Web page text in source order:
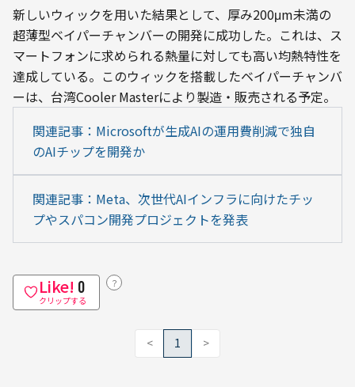
新しいウィックを用いた結果として、厚み200μm未満の
超薄型ベイパーチャンバーの開発に成功した。これは、ス
マートフォンに求められる熱量に対しても高い均熱特性を
達成している。このウィックを搭載したベイパーチャンバ
ーは、台湾Cooler Masterにより製造・販売される予定。
関連記事：Microsoftが生成AIの運用費削減で独自
のAIチップを開発か
関連記事：Meta、次世代AIインフラに向けたチッ
プやスパコン開発プロジェクトを発表
Like! 0
クリップする
？
< 1 >